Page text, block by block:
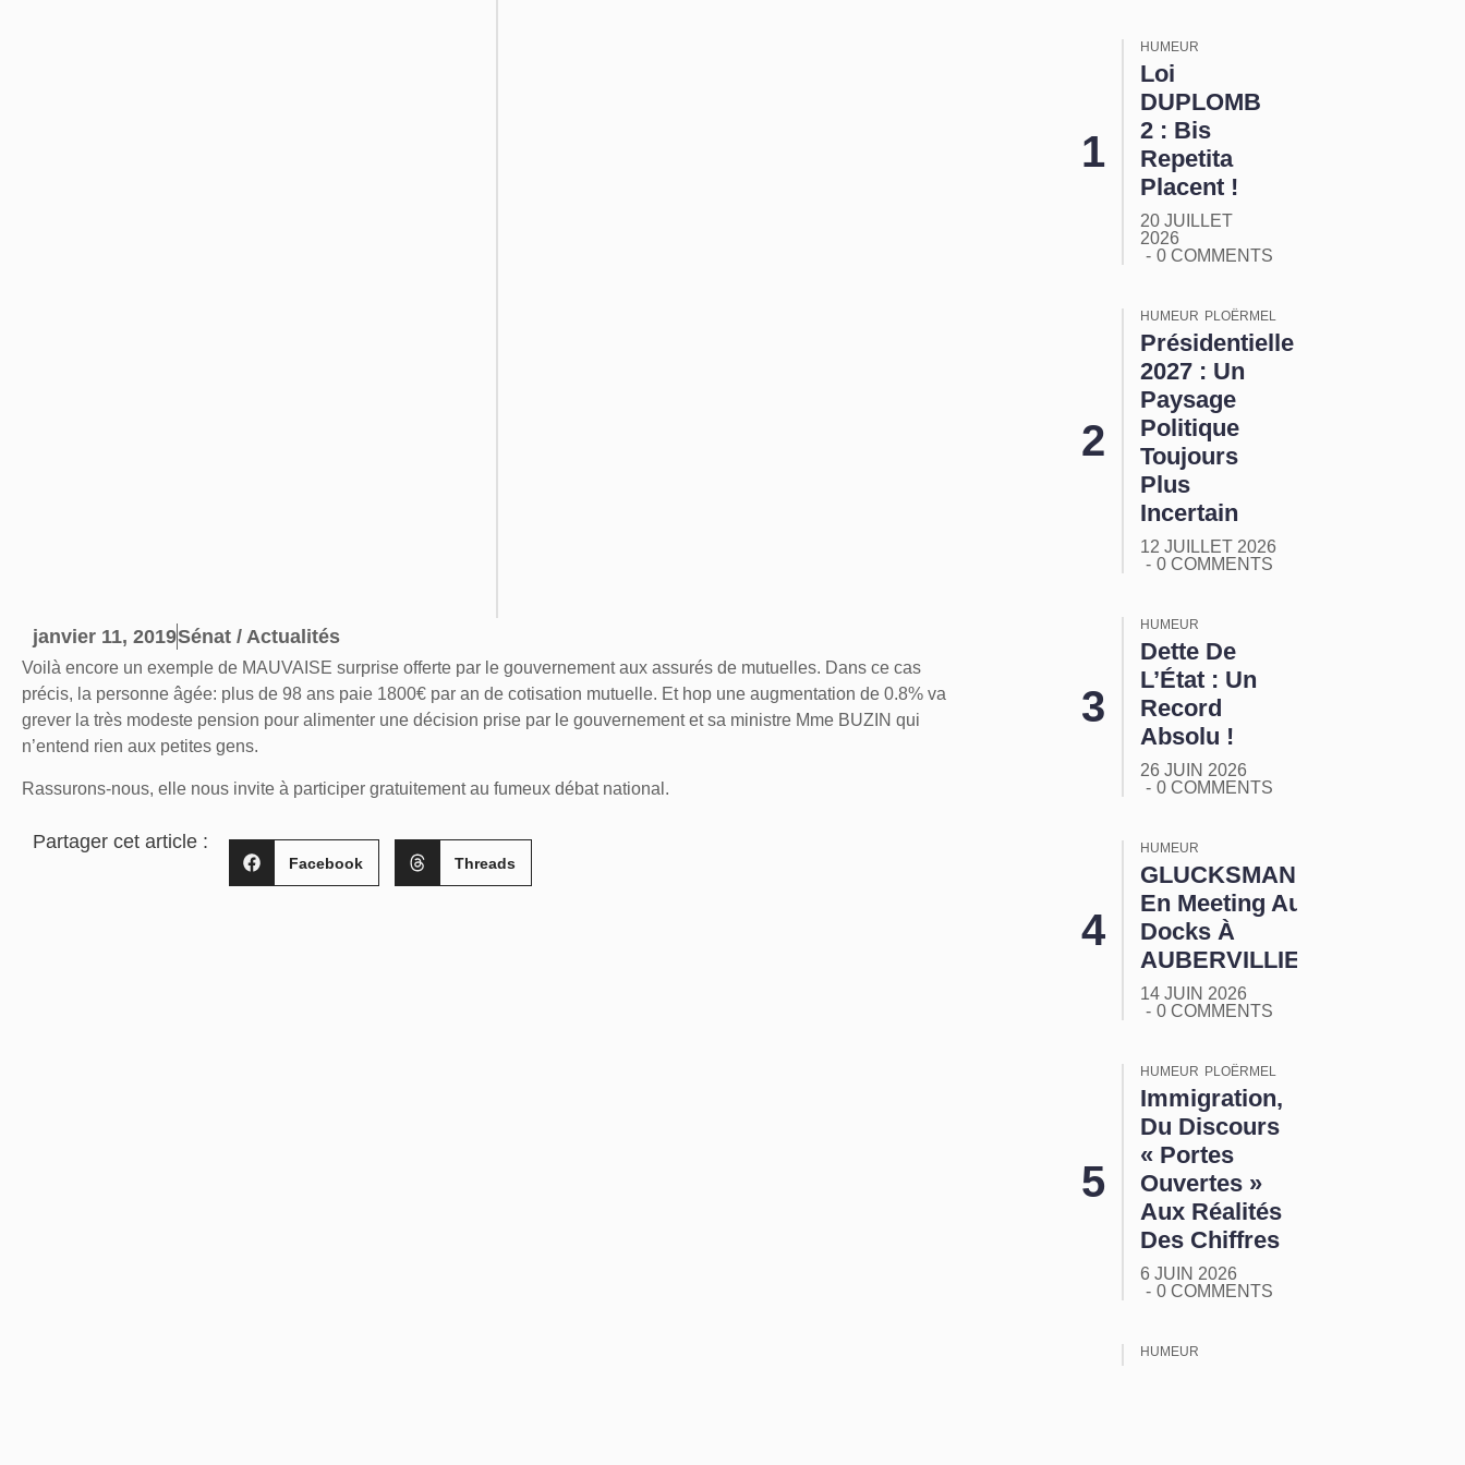
janvier 11, 2019Sénat / Actualités
Voilà encore un exemple de MAUVAISE surprise offerte par le gouvernement aux assurés de mutuelles. Dans ce cas
précis, la personne âgée: plus de 98 ans paie 1800€ par an de cotisation mutuelle. Et hop une augmentation de 0.8% va
grever la très modeste pension pour alimenter une décision prise par le gouvernement et sa ministre Mme BUZIN qui
n’entend rien aux petites gens.
Rassurons-nous, elle nous invite à participer gratuitement au fumeux débat national.
Partager cet article :
Facebook Threads
HUMEUR
Loi
DUPLOMB
2 : Bis
Repetita
Placent !
20 JUILLET
2026
0 COMMENTS
HUMEUR PLOËRMEL
Présidentielle
2027 : Un
Paysage
Politique
Toujours
Plus
Incertain
12 JUILLET 2026
0 COMMENTS
HUMEUR
Dette De
L’État : Un
Record
Absolu !
26 JUIN 2026
0 COMMENTS
HUMEUR
GLUCKSMANN
En Meeting Aux
Docks À
AUBERVILLIERS
14 JUIN 2026
0 COMMENTS
HUMEUR PLOËRMEL
Immigration,
Du Discours
« Portes
Ouvertes »
Aux Réalités
Des Chiffres
6 JUIN 2026
0 COMMENTS
HUMEUR